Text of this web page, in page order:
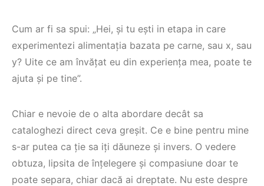
Cum ar fi sa spui: „Hei, și tu ești in etapa in care
experimentezi alimentația bazata pe carne, sau x, sau
y? Uite ce am învățat eu din experiența mea, poate te
ajuta și pe tine”.
Chiar e nevoie de o alta abordare decât sa
cataloghezi direct ceva greșit. Ce e bine pentru mine
s-ar putea ca ție sa iți dăuneze și invers. O vedere
obtuza, lipsita de înțelegere și compasiune doar te
poate separa, chiar dacă ai dreptate. Nu este despre